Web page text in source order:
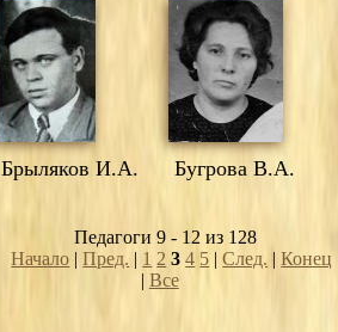
Брыляков И.А. Бугрова В.А.
Педагоги 9 - 12 из 128
Начало |Пред. | 1 2 3 4 5 |След. |Конец
| Все